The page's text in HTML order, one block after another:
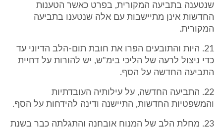
שנטענה בתביעה המקורית, בפרט כאשר הטענות
החדשות אינן מתיישבות עם אלה שנטענו בתביעה
המקורית.
21. היות והתובעים הפרו את חובת תום-הלב הדיוני עד
כדי ניצול לרעה של הליכי בימ"ש, יש להורות על דחיית
התביעה החדשה על הסף.
22. התביעה החדשה, על עילותיה העובדתיות
והמשפטיות החדשות, התיישנה ודינה להידחות על הסף.
23. מחלת הלב של המנוח אובחנה והתגלתה כבר בשנת